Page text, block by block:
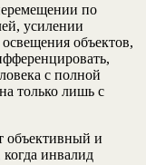
по
усилении
объектов,
с полной
только лишь с
объективный и
инвалид